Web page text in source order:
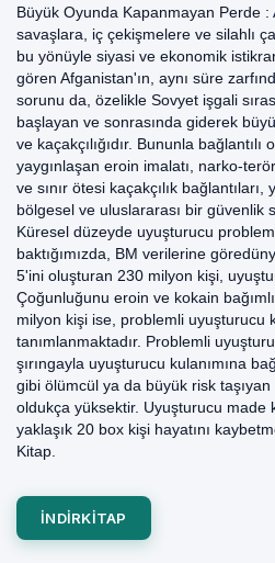
Büyük Oyunda Kapanmayan Perde :
savaşlara, iç çekişmelere ve silahlı
bu yönüyle siyasi ve ekonomik
gören Afganistan'ın, aynı süre
sorunu da, özelikle Sovyet işgali
başlayan ve sonrasında giderek
ve kaçakçılığıdır. Bununla
yaygınlaşan eroin imalatı, narko-
ve sınır ötesi kaçakçılık bağlantıları,
bölgesel ve uluslararası bir güvenlik
Küresel düzeyde uyuşturucu
baktığımızda, BM verilerine
5'ini oluşturan 230 milyon kişi,
Çoğunluğunu eroin ve kokain
milyon kişi ise, problemli uyuşturucu
tanımlanmaktadır. Problemli
şırıngayla uyuşturucu kulanımına
gibi ölümcül ya da büyük risk taşıyan
oldukça yüksektir. Uyuşturucu made
yaklaşık 20 box kişi hayatını
Kitap.
INDIRKITAP